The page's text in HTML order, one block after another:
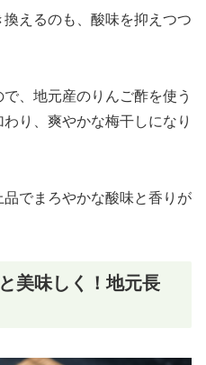
えるのも、酸味を抑えつつ
、地元産のりんご酢を使う
り、爽やかな梅干しになり
でまろやかな酸味と香りが
美味しく！地元長